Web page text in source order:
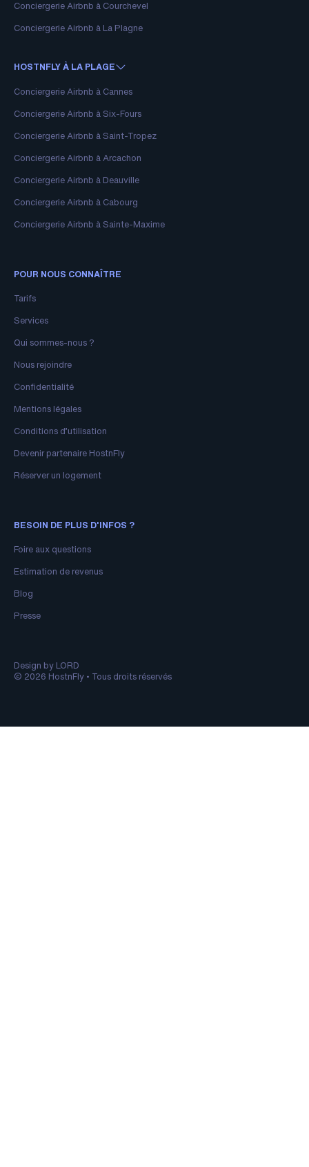
Conciergerie Airbnb à Courchevel
Conciergerie Airbnb à La Plagne
HOSTNFLY À LA PLAGE
Conciergerie Airbnb à Cannes
Conciergerie Airbnb à Six-Fours
Conciergerie Airbnb à Saint-Tropez
Conciergerie Airbnb à Arcachon
Conciergerie Airbnb à Deauville
Conciergerie Airbnb à Cabourg
Conciergerie Airbnb à Sainte-Maxime
POUR NOUS CONNAÎTRE
Tarifs
Services
Qui sommes-nous ?
Nous rejoindre
Confidentialité
Mentions légales
Conditions d’utilisation
Devenir partenaire HostnFly
Réserver un logement
BESOIN DE PLUS D'INFOS ?
Foire aux questions
Estimation de revenus
Blog
Presse
Design by LORD
© 2026 HostnFly • Tous droits réservés